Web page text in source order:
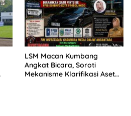
LSM Macan Kumbang
Angkat Bicara, Soroti
Mekanisme Klarifikasi Aset